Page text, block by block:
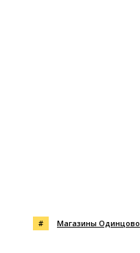
# Магазины Одинцово